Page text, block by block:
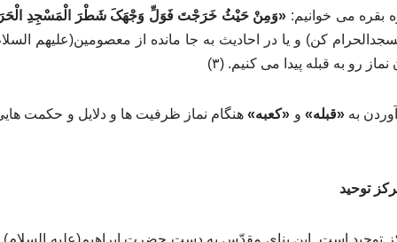
«وَمِنْ حَیْثُ خَرَجْتَ فَوَلِّ وَجْهَکَ شَطْرَ الْمَسْجِدِ
کن) و یا در احادیث به جا مانده از معصومین(علیهم
رو به قبله پیدا می کنیم. (۳)
به«قبله» و «کعبه»هنگام نماز ظرفیت ها و دلایل و حکمت
توحید
توحید است. این بنای مقدّس به دست حضرت ابراهیم(علیه السلام)